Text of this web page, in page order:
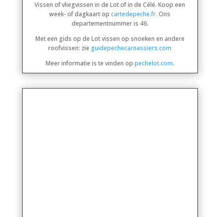
Vissen of vliegvissen in de Lot of in de Célé. Koop een
week- of dagkaart opcartedepeche.fr. Ons
departementnummer is 46.
Met een gids op de Lot vissen op snoeken en andere
roofvissen: zie guidepechecarnassiers.com
Meer informatie is te vinden op pechelot.com.